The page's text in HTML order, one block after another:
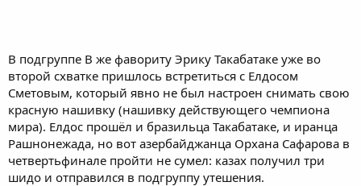
В подгруппе B же фавориту Эрику Такабатаке уже во
второй схватке пришлось встретиться с Елдосом
Сметовым, который явно не был настроен снимать свою
красную нашивку (нашивку действующего чемпиона
мира). Елдос прошёл и бразильца Такабатаке, и иранца
Рашнонежада, но вот азербайджанца Орхана Сафарова в
четвертьфинале пройти не сумел: казах получил три
шидо и отправился в подгруппу утешения.